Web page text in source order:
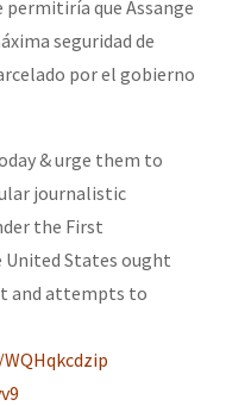
que Assange
seguridad de
por el gobierno
& urge them to
journalistic
the First
States ought
and attempts to